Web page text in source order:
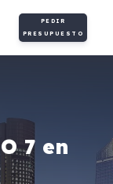
PEDIR
PRESUPUESTO
7 en